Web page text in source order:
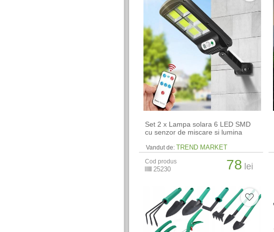
Set 2 x Lampa solara 6 LED SMD
cu senzor de miscare si lumina
Vandut de: TREND MARKET
Cod produs
25230 78 lei